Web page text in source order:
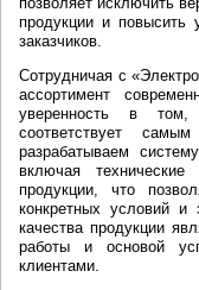
продукции и повысить
заказчиков.
Сотрудничая с
ассортимент
уверенность в том,
соответствует
разрабатываем
включая
продукции, что
конкретных условий и
качества продукции
работы и основой
клиентами.